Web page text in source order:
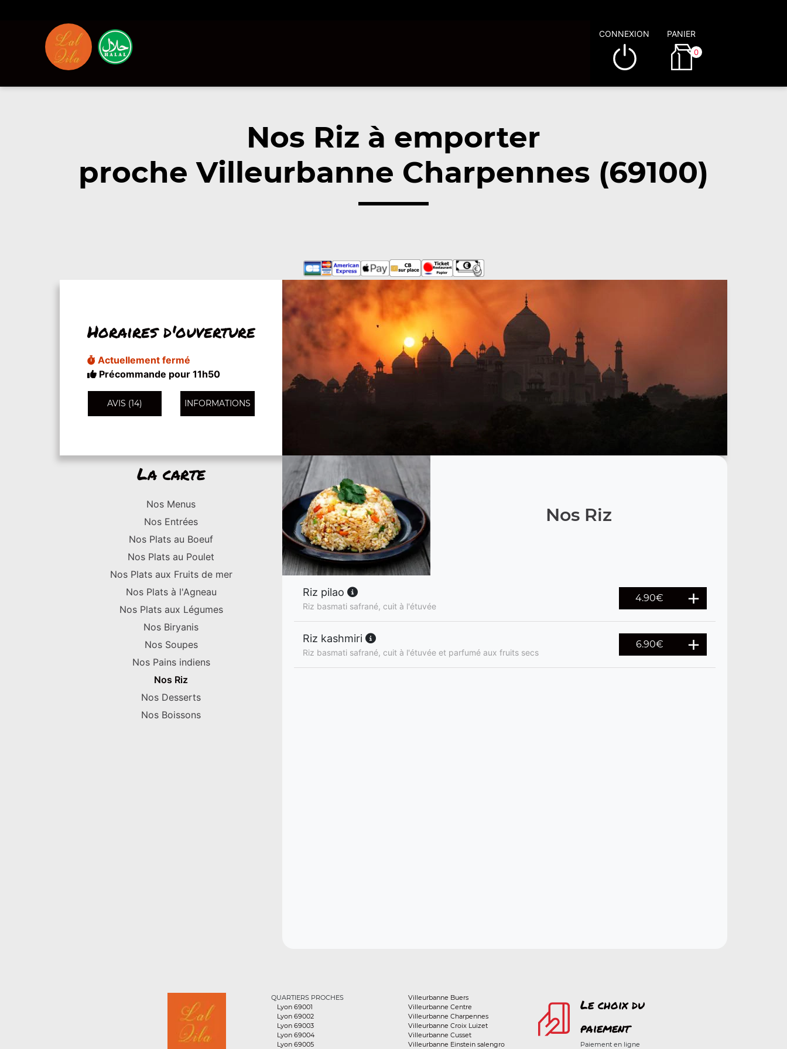
CONNEXION PANIER
0
Nos Riz à emporter
proche Villeurbanne Charpennes (69100)
Horaires d'ouverture
Actuellement fermé
Précommande pour 11h50
AVIS (14) INFORMATIONS
La carte
Nos Menus
Nos Entrées
Nos Plats au Boeuf
Nos Plats au Poulet
Nos Plats aux Fruits de mer
Nos Plats à l'Agneau
Nos Plats aux Légumes
Nos Biryanis
Nos Soupes
Nos Pains indiens
Nos Riz
Nos Desserts
Nos Boissons
Nos Riz
Riz pilao
Riz basmati safrané, cuit à l'étuvée
4.90€
Riz kashmiri
Riz basmati safrané, cuit à l'étuvée et parfumé aux fruits secs
6.90€
QUARTIERS PROCHES
Lyon 69001
Lyon 69002
Lyon 69003
Lyon 69004
Lyon 69005
Villeurbanne Buers
Villeurbanne Centre
Villeurbanne Charpennes
Villeurbanne Croix Luizet
Villeurbanne Cusset
Villeurbanne Einstein salengro
Le choix du
paiement
Paiement en ligne